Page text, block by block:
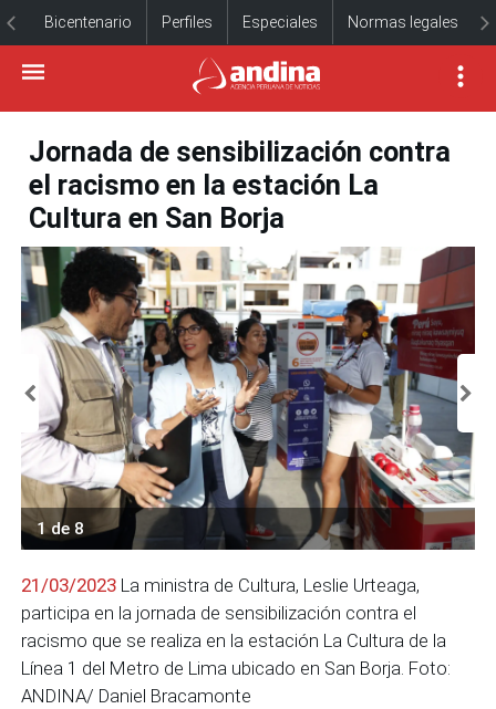
Bicentenario Perfiles Especiales Normas legales
Jornada de sensibilización contra
el racismo en la estación La
Cultura en San Borja
1 de 8
21/03/2023 La ministra de Cultura, Leslie Urteaga,
participa en la jornada de sensibilización contra el
racismo que se realiza en la estación La Cultura de la
Línea 1 del Metro de Lima ubicado en San Borja. Foto:
ANDINA/ Daniel Bracamonte